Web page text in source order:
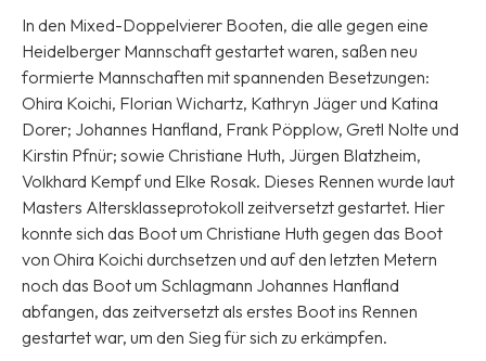
In den Mixed-Doppelvierer Booten, die alle gegen eine
Heidelberger Mannschaft gestartet waren, saßen neu
formierte Mannschaften mit spannenden Besetzungen:
Ohira Koichi, Florian Wichartz, Kathryn Jäger und Katina
Dorer; Johannes Hanfland, Frank Pöpplow, Gretl Nolte und
Kirstin Pfnür; sowie Christiane Huth, Jürgen Blatzheim,
Volkhard Kempf und Elke Rosak. Dieses Rennen wurde laut
Masters Altersklasseprotokoll zeitversetzt gestartet. Hier
konnte sich das Boot um Christiane Huth gegen das Boot
von Ohira Koichi durchsetzen und auf den letzten Metern
noch das Boot um Schlagmann Johannes Hanfland
abfangen, das zeitversetzt als erstes Boot ins Rennen
gestartet war, um den Sieg für sich zu erkämpfen.